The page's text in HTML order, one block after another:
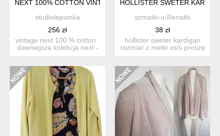
NEXT 100% COTTON VINTAGE - DAWNIEJSZA KOLEKCJA
studiolepianka
256 zł
vintage next 100 % cotton .
dawniejsza kolekcja next -
HOLLISTER SWETER
szmatki-u-Renatki
38 zł
hollister sweter kardigan
rozmiar z metki xs/s proszę